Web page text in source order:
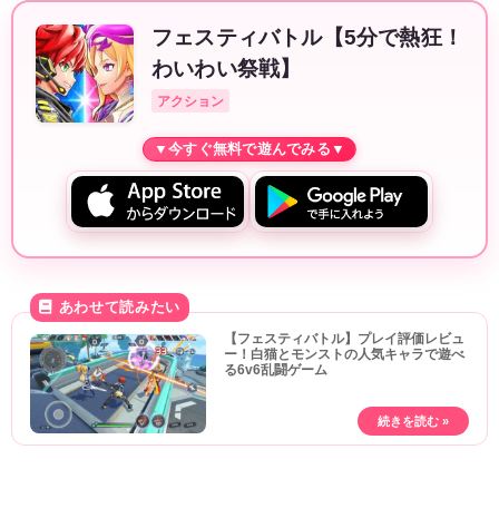
フェスティバトル【5分で熱狂！
わいわい祭戦】
アクション
【フェスティバトル】プレイ評価レビュ
ー！白猫とモンストの人気キャラで遊べ
る6v6乱闘ゲーム